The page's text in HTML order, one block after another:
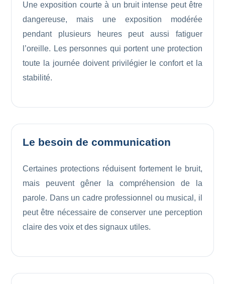
Une exposition courte à un bruit intense peut être
dangereuse, mais une exposition modérée
pendant plusieurs heures peut aussi fatiguer
l’oreille. Les personnes qui portent une protection
toute la journée doivent privilégier le confort et la
stabilité.
Le besoin de communication
Certaines protections réduisent fortement le bruit,
mais peuvent gêner la compréhension de la
parole. Dans un cadre professionnel ou musical, il
peut être nécessaire de conserver une perception
claire des voix et des signaux utiles.